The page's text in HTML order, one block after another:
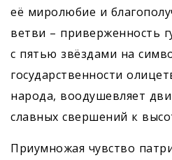
её миролюбие и
ветви – приверженность
с пятью звёздами на
государственности
народа, воодушевляет
славных свершений к
Приумножая чувство